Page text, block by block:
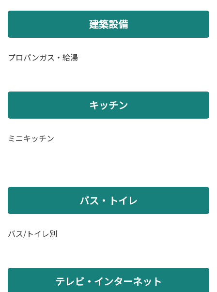
建築設備
プロパンガス・給湯
キッチン
ミニキッチン
バス・トイレ
バス/トイレ別
テレビ・インターネット